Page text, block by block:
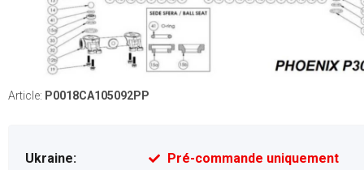
Article: P0018CA105092PP
Ukraine:
Pré-commande uniquement